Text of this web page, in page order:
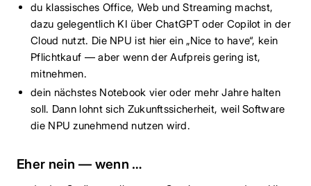
du klassisches Office, Web und Streaming machst,
dazu gelegentlich KI über ChatGPT oder Copilot in der
Cloud nutzt. Die NPU ist hier ein „Nice to have“, kein
Pflichtkauf — aber wenn der Aufpreis gering ist,
mitnehmen.
dein nächstes Notebook vier oder mehr Jahre halten
soll. Dann lohnt sich Zukunftssicherheit, weil Software
die NPU zunehmend nutzen wird.
Eher nein — wenn …